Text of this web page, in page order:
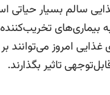
سالم بسیار حیاتی
بیماری‌های
امروز می‌توانند
تاثیر بگذارند.